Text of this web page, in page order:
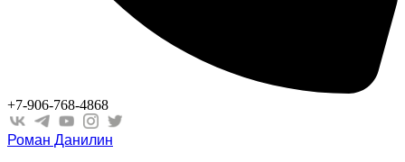
+7-906-768-4868
Роман Данилин